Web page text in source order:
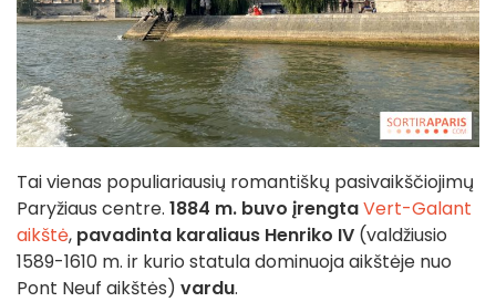
Tai vienas populiariausių romantiškų pasivaikščiojimų
Paryžiaus centre. 1884 m. buvo įrengtaVert-Galant
aikštė, pavadinta karaliaus Henriko IV (valdžiusio
1589-1610 m. ir kurio statula dominuoja aikštėje nuo
Pont Neuf aikštės) vardu.